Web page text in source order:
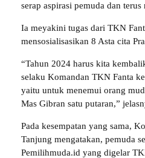
serap aspirasi pemuda dan
Ia meyakini tugas dari TKN
mensosialisasikan 8 Asta cita
“Tahun 2024 harus kita
selaku Komandan TKN Fanta
yaitu untuk menemui orang
Mas Gibran satu putaran,”
Pada kesempatan yang sama,
Tanjung mengatakan, pemuda
Pemilihmuda.id yang digelar